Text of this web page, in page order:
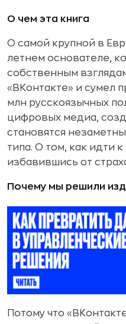
О чем эта книга
О самой крупной в
летнем основателе,
собственным
«ВКонтакте» и сумел
млн русскоязычных
цифровых медиа,
становятся
типа. О том, как идти
избавившись от
Почему мы решили
Потому что